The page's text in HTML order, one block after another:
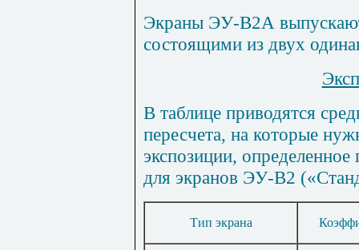
Экраны ЭУ-В2А
состоящими из двух
В таблице приводятся
пересчета, на которые
экспозиции,
для экранов ЭУ-В2
Тип экрана